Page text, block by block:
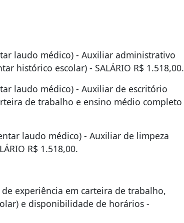
laudo médico) - Auxiliar administrativo
histórico escolar) - SALÁRIO R$ 1.518,00.
laudo médico) - Auxiliar de escritório
de trabalho e ensino médio completo
laudo médico) - Auxiliar de limpeza
R$ 1.518,00.
experiência em carteira de trabalho,
e disponibilidade de horários -